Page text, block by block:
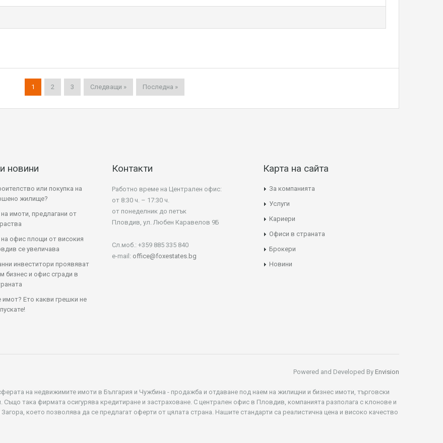
1 2 3 Следващи » Последна »
новини
или покупка на
жилище?
имоти, предлагани от
офис площи от високия
се увеличава
инвеститори проявяват
бизнес и офис сгради в
имот? Ето какви грешки не
Контакти
Работно време на Централен офис:
от 8:30 ч. – 17:30 ч.
от понеделник до петък
Пловдив, ул. Любен Каравелов 9Б
Сл.моб.: +359 885 335 840
e-mail: office@foxestates.bg
Карта на сайта
За компанията
Услуги
Кариери
Офиси в страната
Брокери
Новини
Powered and Developed By Envision
на недвижимите имоти в България и Чужбина - продажба и отдаване под наем на жилищни и бизнес имоти, търговски
така фирмата осигурява кредитиране и застраховане. С централен офис в Пловдив, компанията разполага с клонове и
което позволява да се предлагат оферти от цялата страна. Нашите стандарти са реалистична цена и високо качество